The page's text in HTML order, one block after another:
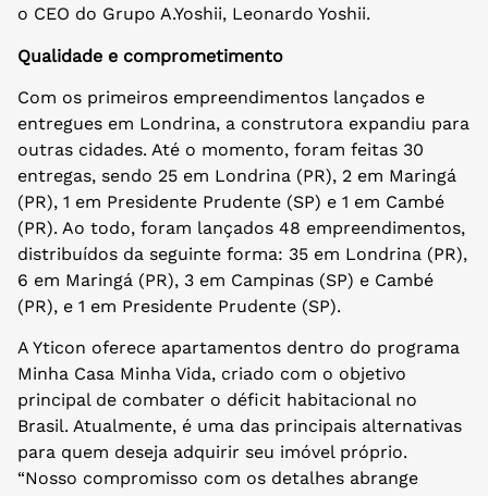
o CEO do Grupo A.Yoshii, Leonardo Yoshii.
Qualidade e comprometimento
Com os primeiros empreendimentos lançados e
entregues em Londrina, a construtora expandiu para
outras cidades. Até o momento, foram feitas 30
entregas, sendo 25 em Londrina (PR), 2 em Maringá
(PR), 1 em Presidente Prudente (SP) e 1 em Cambé
(PR). Ao todo, foram lançados 48 empreendimentos,
distribuídos da seguinte forma: 35 em Londrina (PR),
6 em Maringá (PR), 3 em Campinas (SP) e Cambé
(PR), e 1 em Presidente Prudente (SP).
A Yticon oferece apartamentos dentro do programa
Minha Casa Minha Vida, criado com o objetivo
principal de combater o déficit habitacional no
Brasil. Atualmente, é uma das principais alternativas
para quem deseja adquirir seu imóvel próprio.
“Nosso compromisso com os detalhes abrange